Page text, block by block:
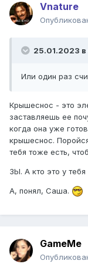
Vnature
25.01.2023 в
Или один раз
Крышеснос - это
заставляешь ее
когда она уже
крышеснос.
тебя тоже есть,
ЗЫ. А кто это у тебя
А, понял, Саша.
GameMe